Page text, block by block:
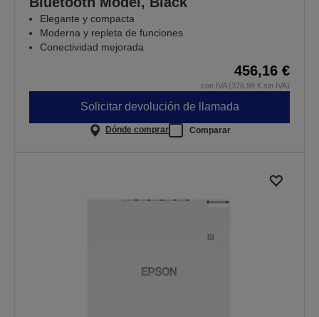
Elegante y compacta
Moderna y repleta de funciones
Conectividad mejorada
456,16 €
con IVA (376,99 € sin IVA)
Solicitar devolución de llamada
Dónde comprar Comparar